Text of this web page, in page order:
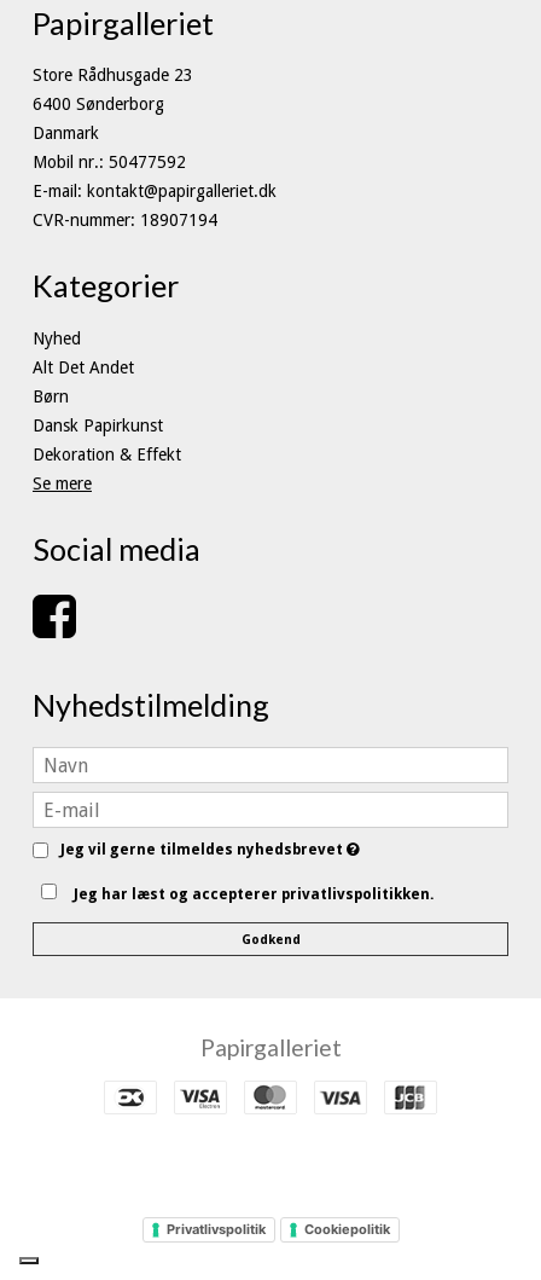
Papirgalleriet
Store Rådhusgade 23
6400 Sønderborg
Danmark
Mobil nr.: 50477592
E-mail : kontakt@papirgalleriet.dk
CVR-nummer: 18907194
Kategorier
Nyhed
Alt Det Andet
Børn
Dansk Papirkunst
Dekoration & Effekt
Se mere
Social media
Nyhedstilmelding
Jeg vil gerne tilmeldes nyhedsbrevet
Jeg har læst og accepterer privatlivspolitikken.
Godkend
Papirgalleriet
Privatlivspolitik Cookiepolitik